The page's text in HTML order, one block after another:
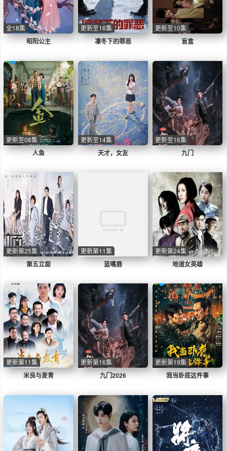
昭阳公主
全18集
凛冬下的罪恶
更新至16集
盲盒
更新至10集
人鱼
更新至08集
天才，女友
更新至14集
九门
更新至16集
第五立面
更新第25集
蓝嘴唇
更新第11集
地道女英雄
更新第24集
米良与麦青
更新第11集
九门2026
更新第16集
我当卧底这件事
更新第19集